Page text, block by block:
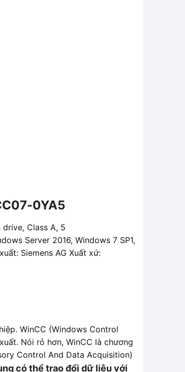
0YA5
drive, Class A, 5
Server 2016, Windows 7 SP1,
Siemens AG Xuất xứ:
WinCC (Windows Control
Nói rỏ hơn, WinCC là chương
Control And Data Acquisition)
có thể trao đổi dữ liệu với